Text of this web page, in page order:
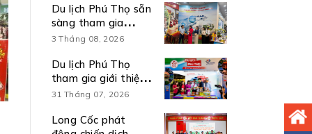
tháng đầu năm và
triển khai nhiệm vụ
6 tháng cuối năm
quyết số 57-
NQ/TW
Du lịch Phú Thọ sẵn
sàng tham gia
trưng bày sản
bật thực hiện Nghị
quyết số 57-
NQ/TW
3 Tháng 08, 2026
Du lịch Phú Thọ
tham gia giới thiệu,
quảng bá, xúc tiến
Bánh dân gian Nam
31 Tháng 07, 2026
Long Cốc phát